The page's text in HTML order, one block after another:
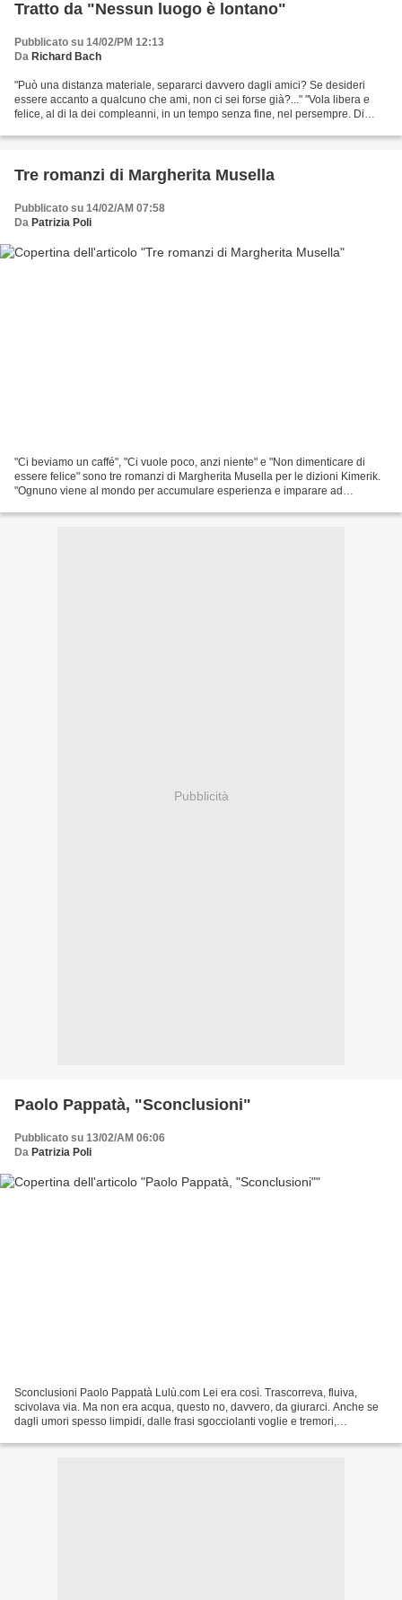
Tratto da "Nessun luogo è lontano"
Pubblicato su 14/02/PM 12:13
Da Richard Bach
"Può una distanza materiale, separarci davvero dagli amici? Se desideri
essere accanto a qualcuno che ami, non ci sei forse già?..." "Vola libera e
felice, al di la dei compleanni, in un tempo senza fine, nel persempre. Di
Tre romanzi di Margherita Musella
Pubblicato su 14/02/AM 07:58
Da Patrizia Poli
"Ci beviamo un caffé", "Ci vuole poco, anzi niente" e "Non dimenticare di
essere felice" sono tre romanzi di Margherita Musella per le dizioni Kimerik.
"Ognuno viene al mondo per accumulare esperienza e imparare ad
Pubblicità
Paolo Pappatà, "Sconclusioni"
Pubblicato su 13/02/AM 06:06
Da Patrizia Poli
Sconclusioni Paolo Pappatà Lulù.com Lei era così. Trascorreva, fluiva,
scivolava via. Ma non era acqua, questo no, davvero, da giurarci. Anche se
dagli umori spesso limpidi, dalle frasi sgocciolanti voglie e tremori,